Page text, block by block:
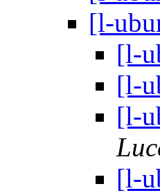
[l-
[l-
[l-
[l-
[l-